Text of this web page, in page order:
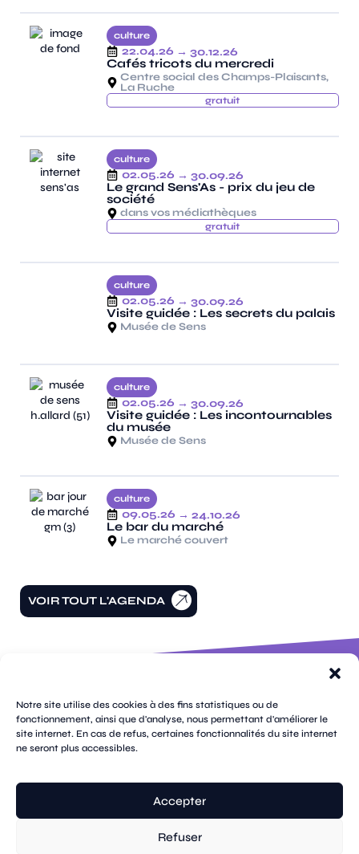
Notre site utilise des cookies à des fins statistiques ou de
fonctionnement, ainsi que d'analyse, nous permettant d'améliorer le
site internet. En cas de refus, certaines fonctionnalités du site internet
ne seront plus accessibles.
Accepter
Refuser
culture
22.04.26 → 30.12.26
Cafés tricots du mercredi
Centre social des Champs-Plaisants,
La Ruche
gratuit
culture
02.05.26 → 30.09.26
Le grand Sens'As - prix du jeu de
société
dans vos médiathèques
gratuit
culture
02.05.26 → 30.09.26
Visite guidée : Les secrets du palais
Musée de Sens
culture
02.05.26 → 30.09.26
Visite guidée : Les incontournables
du musée
Musée de Sens
culture
09.05.26 → 24.10.26
Le bar du marché
Le marché couvert
VOIR TOUT L'AGENDA
de la
république
CS
70809
89108
Cedex
facebook
instagram
threads
tik
tok
whatsapp
linkedin
youtube
twitter
(X)
pages
plan
réalisation tongui.com